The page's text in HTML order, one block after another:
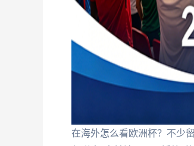
在海外怎么看欧洲杯？不少